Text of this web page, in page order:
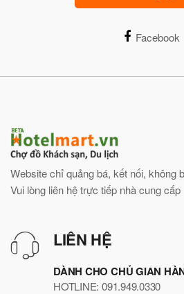
Facebook
Website chỉ quảng bá, kết nối, không
Vui lòng liên hệ trực tiếp nhà cung cấp
LIÊN HỆ
DÀNH CHO CHỦ GIAN
HOTLINE: 091.949.0330